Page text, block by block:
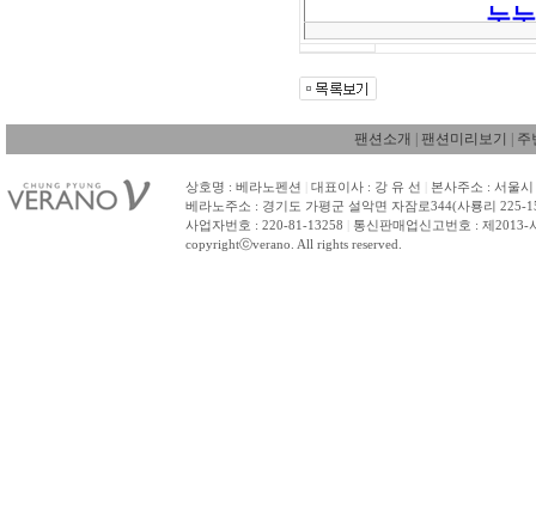
팬션소개 팬션미리보기 주
상호명 : 베라노펜션 대표이사 : 강 유 선
본사주소 : 서울
베라노주소 : 경기도 가평군 설악면 자잠로344(사룡리 225-
사업자번호 : 220-81-13258
통신판매업신고번호 : 제2013-
copyrightⓒverano. All rights reserved.